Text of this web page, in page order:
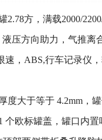
方，满载2000/
压方向助力，气推
，ABS,行车记录
度大于等于 4.2mm
欧标罐盖，罐口内